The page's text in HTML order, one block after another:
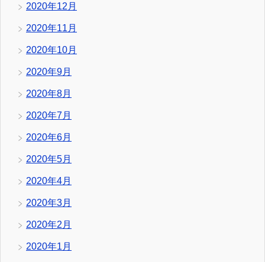
2020年12月
2020年11月
2020年10月
2020年9月
2020年8月
2020年7月
2020年6月
2020年5月
2020年4月
2020年3月
2020年2月
2020年1月